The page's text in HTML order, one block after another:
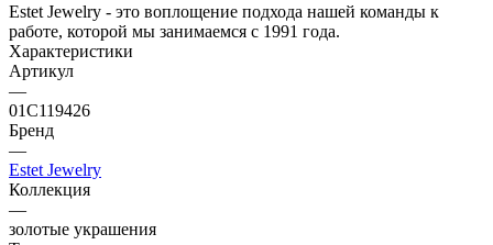
Estet Jewelry - это воплощение подхода нашей команды к
работе, которой мы занимаемся с 1991 года.
Характеристики
Артикул
—
01С119426
Бренд
—
Estet Jewelry
Коллекция
—
золотые украшения